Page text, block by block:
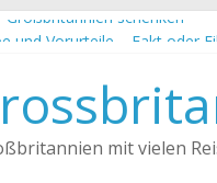
Großbritannien schenken
Vereinigtes
in Großbritannien
mit vielen